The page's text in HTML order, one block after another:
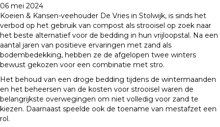
06 mei 2024
Koeien & Kansen-veehouder De Vries in Stolwijk, is sinds het
verbod op het gebruik van compost als strooisel op zoek naar
het beste alternatief voor de bedding in hun vrijloopstal. Na een
aantal jaren van positieve ervaringen met zand als
bodembedekking, hebben ze de afgelopen twee winters
bewust gekozen voor een combinatie met stro.
Het behoud van een droge bedding tijdens de wintermaanden
en het beheersen van de kosten voor strooisel waren de
belangrijkste overwegingen om niet volledig voor zand te
kiezen. Daarnaast speelde ook de toename van mestafzet een
rol.